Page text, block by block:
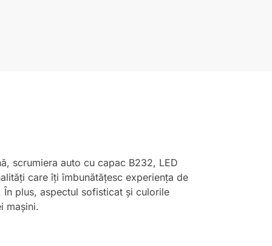
scrumiera auto cu capac B232, LED
care îți îmbunătățesc experiența de
plus, aspectul sofisticat și culorile
mașini.